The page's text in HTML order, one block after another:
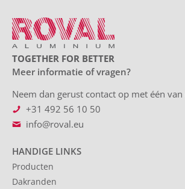
TOGETHER FOR BETTER
Meer informatie of vragen?
Neem dan gerust contact op met één
+31 492 56 10 50
info@roval.eu
HANDIGE LINKS
Producten
Dakranden